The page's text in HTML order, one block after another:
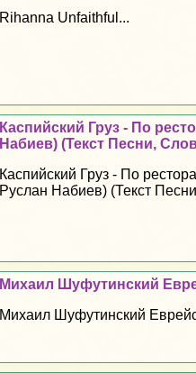
Rihanna Unfaithful...
Каспийский Груз - По
Набиев) (Текст Песни,
Каспийский Груз - По
Руслан Набиев) (Текст
Михаил Шуфутинский
Михаил Шуфутинский